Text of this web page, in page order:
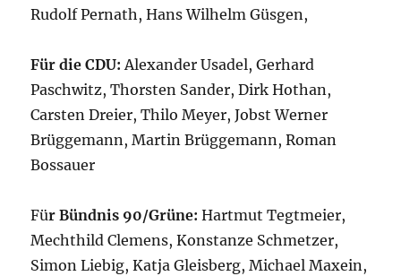
Rudolf Pernath, Hans Wilhelm Güsgen,
Für die CDU: Alexander Usadel, Gerhard
Paschwitz, Thorsten Sander, Dirk Hothan,
Carsten Dreier, Thilo Meyer, Jobst Werner
Brüggemann, Martin Brüggemann, Roman
Bossauer
Für Bündnis 90/Grüne: Hartmut Tegtmeier,
Mechthild Clemens, Konstanze Schmetzer,
Simon Liebig, Katja Gleisberg, Michael Maxein,